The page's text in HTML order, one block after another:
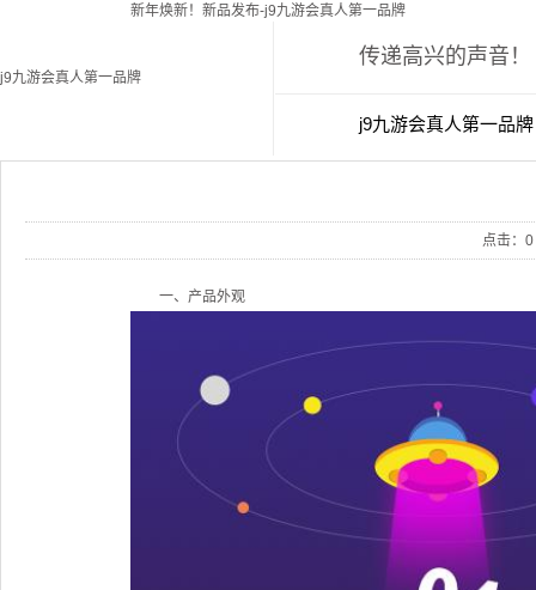
新年焕新！新品发布-j9九游会真人第一品牌
j9九游会真人第一品牌
传递高兴的声音！
j9九游会真人第一品牌
点击： 0
一、产品外观